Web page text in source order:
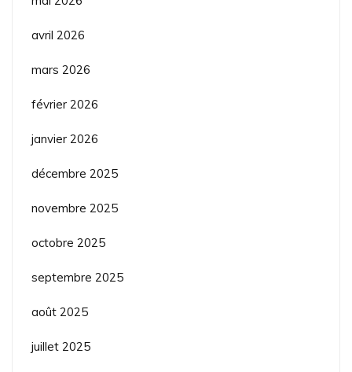
avril 2026
mars 2026
février 2026
janvier 2026
décembre 2025
novembre 2025
octobre 2025
septembre 2025
août 2025
juillet 2025